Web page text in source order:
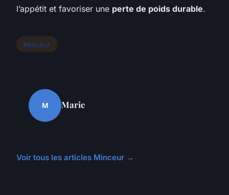
l’appétit et favoriser une perte de poids durable.
Minceur
M Marie
Voir tous les articles Minceur →